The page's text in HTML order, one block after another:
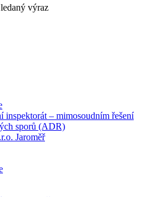
výraz
inspektorát – mimosoudním řešení
sporů (ADR)
Jaroměř